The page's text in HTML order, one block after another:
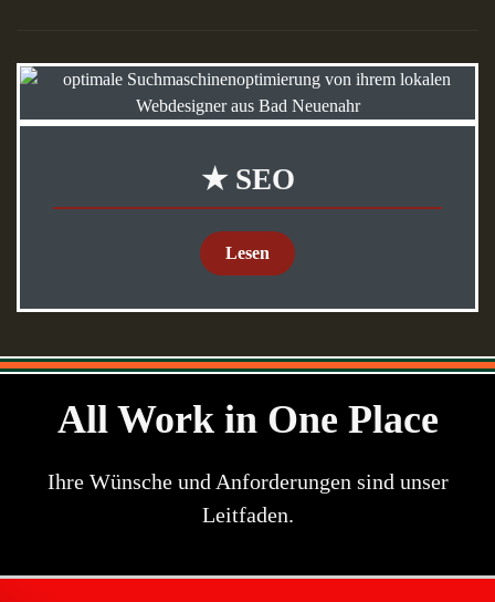
★ SEO
Lesen
All Work in One Place
Ihre Wünsche und Anforderungen sind unser
Leitfaden.